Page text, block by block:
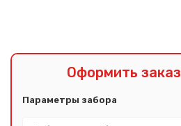
Оформить заказ
Параметры забора